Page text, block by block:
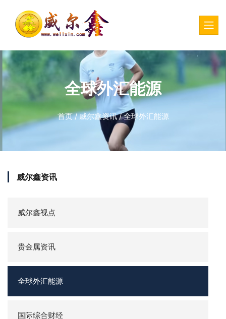
全球外汇能源
首页/威尔鑫资讯/全球外汇能源
威尔鑫资讯
威尔鑫视点
贵金属资讯
全球外汇能源
国际综合财经